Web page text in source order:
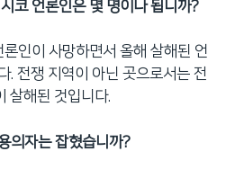
코 언론인은 몇 명이나 됩니까?
인이 사망하면서 올해 살해된 언
. 전쟁 지역이 아닌 곳으로서는 전
살해된 것입니다.
의자는 잡혔습니까?